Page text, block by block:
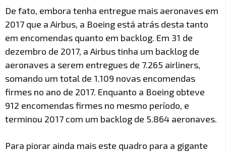
De fato, embora tenha entregue mais aeronaves em
2017 que a Airbus, a Boeing está atrás desta tanto
em encomendas quanto em backlog. Em 31 de
dezembro de 2017, a Airbus tinha um backlog de
aeronaves a serem entregues de 7.265 airliners,
somando um total de 1.109 novas encomendas
firmes no ano de 2017. Enquanto a Boeing obteve
912 encomendas firmes no mesmo período, e
terminou 2017 com um backlog de 5.864 aeronaves.
Para piorar ainda mais este quadro para a gigante